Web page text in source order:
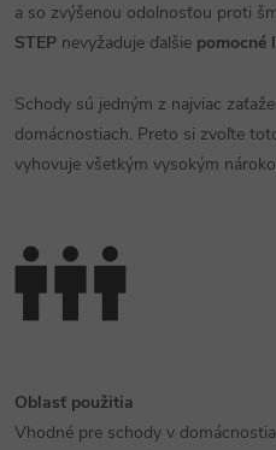
a so zvýšenou odolnosťou proti
STEP nevyžaduje ďalšie pomocné
Schody sú jedným z najviac
domácnostiach. Preto si zvoľte
vyhovuje všetkým vysokým
Oblasť použitia
Vhodné pre schody v